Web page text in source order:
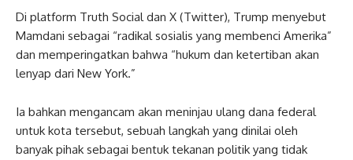
Di platform Truth Social dan X (Twitter), Trump menyebut
Mamdani sebagai “radikal sosialis yang membenci Amerika”
dan memperingatkan bahwa “hukum dan ketertiban akan
lenyap dari New York.”
Ia bahkan mengancam akan meninjau ulang dana federal
untuk kota tersebut, sebuah langkah yang dinilai oleh
banyak pihak sebagai bentuk tekanan politik yang tidak